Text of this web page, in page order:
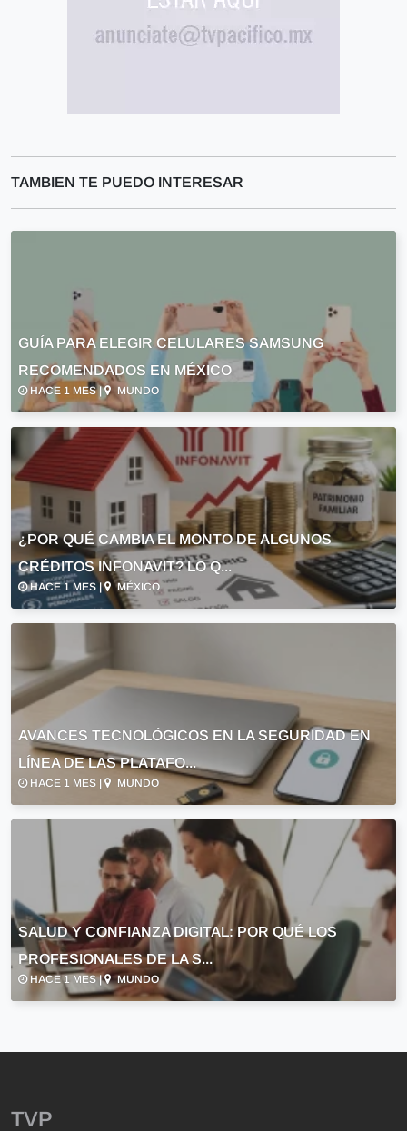
TAMBIEN TE PUEDO INTERESAR
GUÍA PARA ELEGIR CELULARES SAMSUNG
RECOMENDADOS EN MÉXICO
HACE 1 MES | MUNDO
¿POR QUÉ CAMBIA EL MONTO DE ALGUNOS
CRÉDITOS INFONAVIT? LO Q...
HACE 1 MES | MÉXICO
AVANCES TECNOLÓGICOS EN LA SEGURIDAD EN
LÍNEA DE LAS PLATAFO...
HACE 1 MES | MUNDO
SALUD Y CONFIANZA DIGITAL: POR QUÉ LOS
PROFESIONALES DE LA S...
HACE 1 MES | MUNDO
TVP